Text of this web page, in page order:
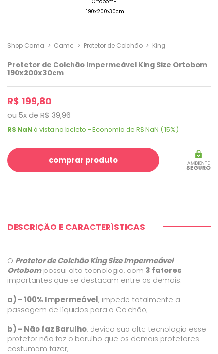
Shop Cama > Cama > Protetor de Colchão > King
Protetor de Colchão Impermeável King Size Ortobom
190x200x30cm
R$ 199,80
ou 5xde R$ 39,96
R$ NaNà vista no boleto - Economia de R$ NaN ( 15%)
comprar produto
DESCRIÇÃO E CARACTERÍSTICAS
O Protetor de Colchão King Size Impermeável
Ortobompossui alta tecnologia, com 3 fatores
importantes que se destacam entre os demais:
a) - 100% Impermeável, impede totalmente a
passagem de líquidos para o Colchão;
b) - Não faz Barulho, devido sua alta tecnologia esse
protetor não faz o barulho que os demais protetores
costumam fazer;